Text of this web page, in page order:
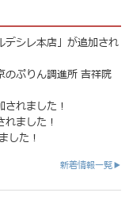
デシレ本店」が追加され
のぷりん調進所 吉祥院
れました！
ました！
した！
新着情報一覧▶